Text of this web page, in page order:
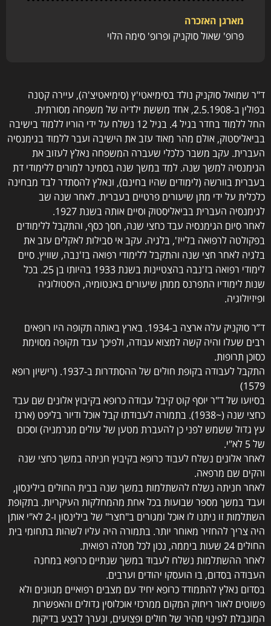
מארגן האזכרה
פרופ' שאול סוקניק ופרופ' סימה הלוי
ד"ר שמואל סוקניק נולד בסימיאטי'ץ (סימיאטיצ'ה), עיירה קטנה
בפולין ב-2.5.1908, אחד מששת ילדיה של משפחה מסורתית.
החל ללמוד בחדר בגיל 4. בגיל 12 נשלח על ידי הוריו ללמוד בישיבה
בביאליסטוק, אולם מהר מאוד עזב את הישיבה ועבר ללמוד בגימנסיה
העברית. עקב משבר כלכלי שעברה המשפחה נאלץ לעזוב את
הגימנסיה למשך שנה. למד במשך שנה בסמינר למורים ללימודי דת
בעברית בוורשה (לימודים שהיו בחינם), ונאלץ להסתדר לבד מבחינה
כלכלית על ידי מתן שיעורים פרטיים בעברית. לאחר שנה שב
לגימנסיה העברית בביאליסטוק וסיים אותה בשנת 1927.
לאחר סיום הגימנסיה עבד כחצי שנה, חסך כסף, והתקבל ללימודים
בפקולטה לרפואה בלייז', בלגיה. עקב אי סבילות לאקלים עזב את
בלגיה לאחר חצי שנה והתקבל ללימודי רפואה בז'נבה, שוויץ. סיים
לימודי רפואה בז'נבה בהצטיינות בשנת 1933 בהיותו בן 25. בכל
שנות לימודיו התפרנס ממתן שיעורים באנטומיה, היסטולוגיה
ופיזיולוגיה.
ד”ר סוקניק עלה ארצה ב-1934. בארץ באותה תקופה היו רופאים
רבים שעלו והיה קשה למצוא עבודה, ולפיכך עבד תקופה מסוימת
כסוכן תרופות.
התקבל לעבודה בקופת חולים של ההסתדרות ב-1937. (רישיון רופא
1579)
בסיועו של ד"ר יוסף קוט קיבל עבודה כרופא בקיבוץ אלונים שם עבד
כחצי שנה (~1938). בתמורה לעבודתו קבל אוכל ודיור בליפט (ארגז
עץ גדול ששמש לפני כן להעברת מטען של עולים מגרמניה) וסכום
של 5 לא"י.
לאחר אלונים נשלח לעבוד כרופא בקיבוץ חניתה במשך כחצי שנה
והקים שם מרפאה.
לאחר חניתה נשלח להשתלמות במשך שנה בבית החולים בילינסון,
ועבד במשך מספר שבועות בכל אחת מהמחלקות העיקריות. בתקופת
השתלמות זו ניתנו לו אוכל ומגורים ב"חצר" של בילינסון ו-2 לא"י אותן
היה צריך להחזיר מאוחר יותר. בתמורה היה עליו לשהות בתחומי בית
החולים 24 שעות ביממה, נכון לכל מטלה רפואית.
לאחר ההשתלמות נשלח לעבוד במשך שנתיים כרופא במחנה
העבודה בסדום, בו הועסקו יהודים וערבים.
בסדום נאלץ להתמודד כרופא יחיד עם מצבים רפואיים מגוונים ולא
פשוטים לאור ריחוק המקום ממרכזי אוכלוסין גדולים והאפשרות
המוגבלת לפינוי מהיר של חולים ופצועים, ונערך לבצע בדיקות